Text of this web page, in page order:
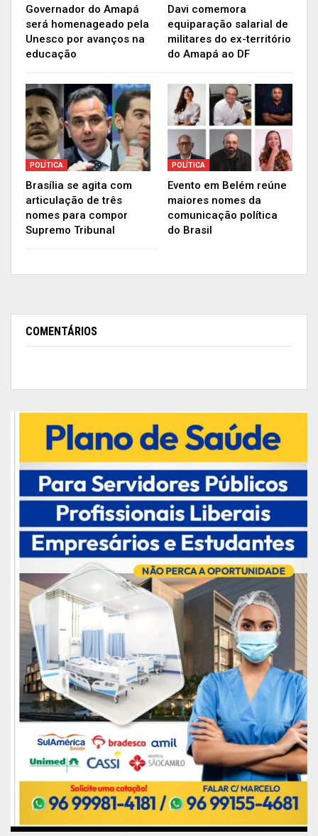
Publicidade (x)
Governador do Amapá
será homenageado pela
Unesco por avanços na
educação
Davi comemora
equiparação salarial de
militares do ex-território
do Amapá ao DF
POLÍTICA
Brasília se agita com
articulação de três
nomes para compor
Supremo Tribunal
POLÍTICA
Evento em Belém reúne
maiores nomes da
comunicação política
do Brasil
COMENTÁRIOS